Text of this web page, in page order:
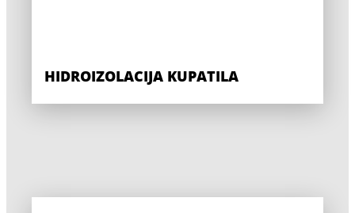
HIDROIZOLACIJA KUPATILA